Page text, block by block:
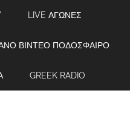
LIVE ΑΓΩΝΕΣ
ΒΙΝΤΕΟ ΠΟΔΟΣΦΑΙΡΟ
GREEK RADIO